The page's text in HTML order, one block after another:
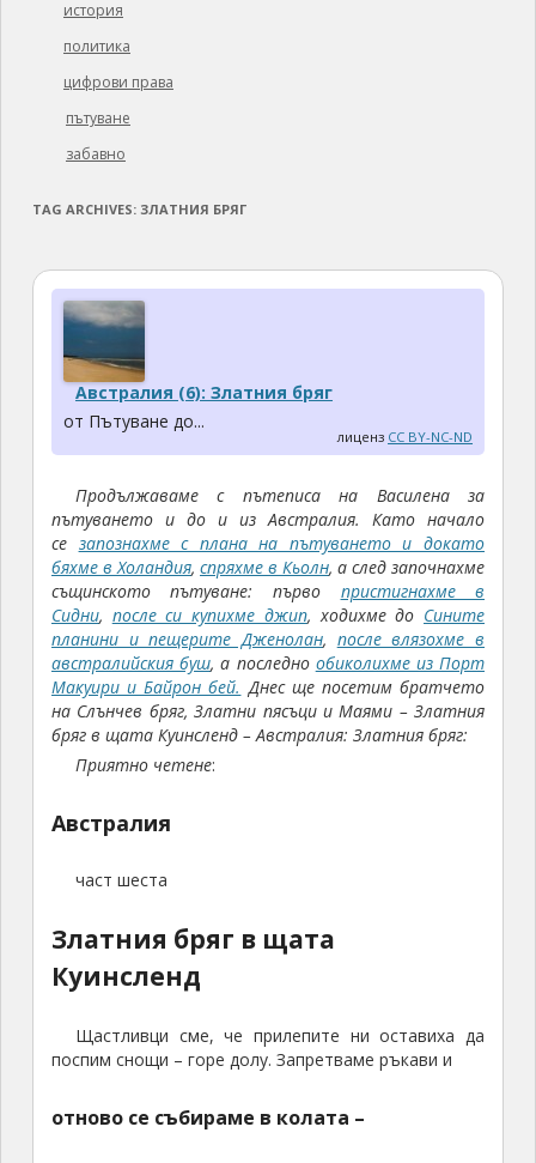
история
политика
цифрови права
пътуване
забавно
TAG ARCHIVES: ЗЛАТНИЯ БРЯГ
Австралия (6): Златния бряг
от Пътуване до...
лиценз CC BY-NC-ND
Продължаваме с пътеписа на Василена за
пътуването и до и из Австралия. Като начало
се запознахме с плана на пътуването и докато
бяхме в Холандия,спряхме в Кьолн, а след започнахме
същинското пътуване: първо пристигнахме в
Сидни, после си купихме джип, ходихме до Сините
планини и пещерите Дженолан, после влязохме в
австралийския буш, а последно обиколихме из Порт
Макуири и Байрон бей. Днес ще посетим братчето
на Слънчев бряг, Златни пясъци и Маями – Златния
бряг в щата Куинсленд – Австралия: Златния бряг:
Приятно четене:
Австралия
част шеста
Златния бряг в щата
Куинсленд
Щастливци сме, че прилепите ни оставиха да
поспим снощи – горе долу. Запретваме ръкави и
отново се събираме в колата –